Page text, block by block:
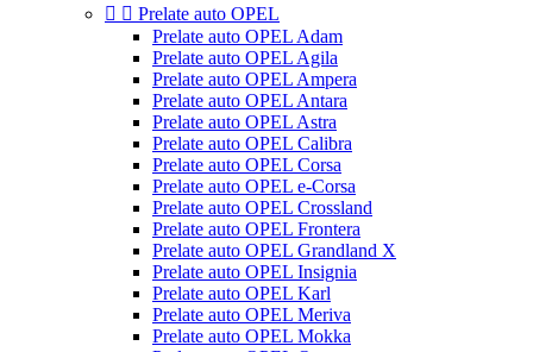
  Prelate auto OPEL
Prelate auto OPEL Adam
Prelate auto OPEL Agila
Prelate auto OPEL Ampera
Prelate auto OPEL Antara
Prelate auto OPEL Astra
Prelate auto OPEL Calibra
Prelate auto OPEL Corsa
Prelate auto OPEL e-Corsa
Prelate auto OPEL Crossland
Prelate auto OPEL Frontera
Prelate auto OPEL Grandland X
Prelate auto OPEL Insignia
Prelate auto OPEL Karl
Prelate auto OPEL Meriva
Prelate auto OPEL Mokka